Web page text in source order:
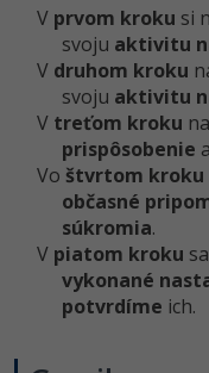
V prvom kroku si
svoju aktivitu
V druhom kroku
svoju aktivitu
V treťom kroku
prispôsobenie
Vo štvrtom kroku
občasné
súkromia.
V piatom kroku
vykonané
potvrdíme ich.